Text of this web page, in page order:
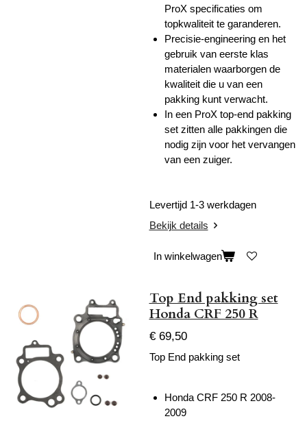
ProX specificaties om
topkwaliteit te garanderen.
Precisie-engineering en het
gebruik van eerste klas
materialen waarborgen de
kwaliteit die u van een
pakking kunt verwacht.
In een ProX top-end pakking
set zitten alle pakkingen die
nodig zijn voor het vervangen
van een zuiger.
Levertijd 1-3 werkdagen
Bekijk details
In winkelwagen
Top End pakking set
Honda CRF 250 R
€ 69,50
Top End pakking set
Honda CRF 250 R 2008-
2009